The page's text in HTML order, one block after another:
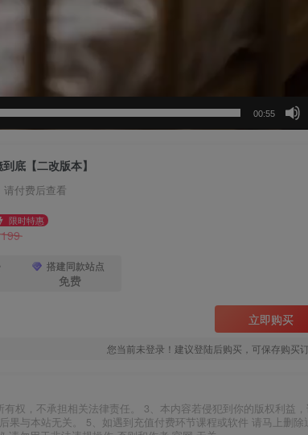
00:55
底【二改版本】
请付费后查看
限时特惠
199
搭建同款站点
免费
立即购买
您当前未登录！建议登陆后购买，可保存购买
权，不承担相关法律责任。 3、本内容若侵犯到你的版权利益
与本站无关。 5、如遇到充值付费环节课程或软件 请马上删除